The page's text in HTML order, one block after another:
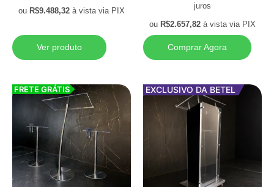
ou R$9.488,32 à vista via PIX
Ver produto
juros
ou R$2.657,82 à vista via PIX
Comprar Agora
FRETE GRÁTIS EXCLUSIVO DA BETEL